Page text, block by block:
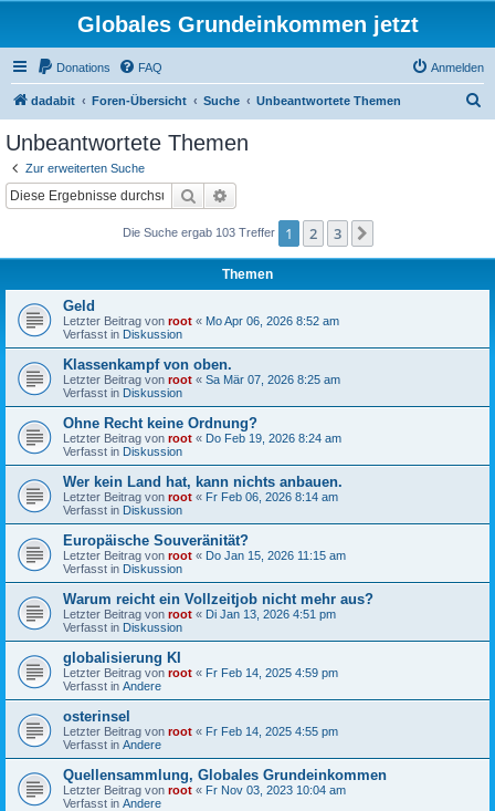
Globales Grundeinkommen jetzt
Donations FAQ Anmelden
dadabit Foren-Übersicht Suche Unbeantwortete Themen
Unbeantwortete Themen
Zur erweiterten Suche
Suche
Die Suche ergab 103 Treffer 1 2 3
Themen
Geld
Letzter Beitrag von root « Mo Apr 06, 2026 8:52 am
Verfasst in Diskussion
Klassenkampf von oben.
Letzter Beitrag von root « Sa Mär 07, 2026 8:25 am
Verfasst in Diskussion
Ohne Recht keine Ordnung?
Letzter Beitrag von root « Do Feb 19, 2026 8:24 am
Verfasst in Diskussion
Wer kein Land hat, kann nichts anbauen.
Letzter Beitrag von root « Fr Feb 06, 2026 8:14 am
Verfasst in Diskussion
Europäische Souveränität?
Letzter Beitrag von root « Do Jan 15, 2026 11:15 am
Verfasst in Diskussion
Warum reicht ein Vollzeitjob nicht mehr aus?
Letzter Beitrag von root « Di Jan 13, 2026 4:51 pm
Verfasst in Diskussion
globalisierung KI
Letzter Beitrag von root « Fr Feb 14, 2025 4:59 pm
Verfasst in Andere
osterinsel
Letzter Beitrag von root « Fr Feb 14, 2025 4:55 pm
Verfasst in Andere
Quellensammlung, Globales Grundeinkommen
Letzter Beitrag von root « Fr Nov 03, 2023 10:04 am
Verfasst in Andere